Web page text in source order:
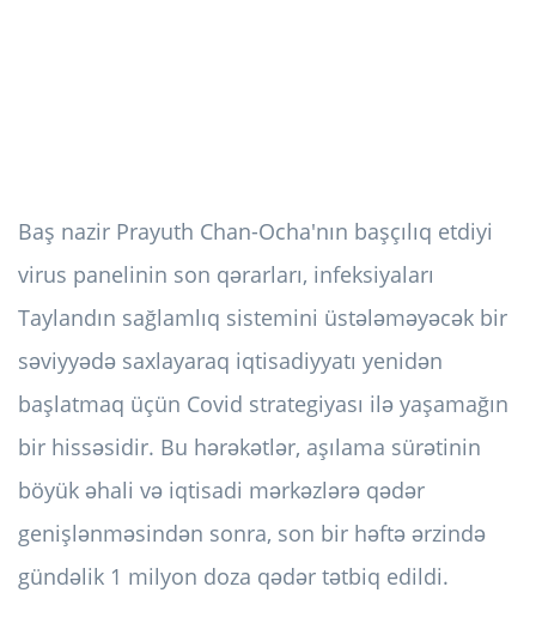
Baş nazir Prayuth Chan-Ocha'nın başçılıq etdiyi
virus panelinin son qərarları, infeksiyaları
Taylandın sağlamlıq sistemini üstələməyəcək bir
səviyyədə saxlayaraq iqtisadiyyatı yenidən
başlatmaq üçün Covid strategiyası ilə yaşamağın
bir hissəsidir. Bu hərəkətlər, aşılama sürətinin
böyük əhali və iqtisadi mərkəzlərə qədər
genişlənməsindən sonra, son bir həftə ərzində
gündəlik 1 milyon doza qədər tətbiq edildi.